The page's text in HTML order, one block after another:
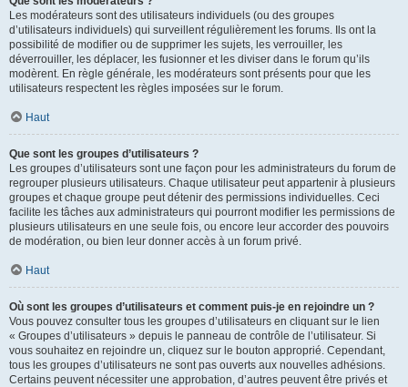
Les modérateurs sont des utilisateurs individuels (ou des groupes
d’utilisateurs individuels) qui surveillent régulièrement les forums. Ils ont la
possibilité de modifier ou de supprimer les sujets, les verrouiller, les
déverrouiller, les déplacer, les fusionner et les diviser dans le forum qu’ils
modèrent. En règle générale, les modérateurs sont présents pour que les
utilisateurs respectent les règles imposées sur le forum.
Haut
Que sont les groupes d’utilisateurs ?
Les groupes d’utilisateurs sont une façon pour les administrateurs du forum de
regrouper plusieurs utilisateurs. Chaque utilisateur peut appartenir à plusieurs
groupes et chaque groupe peut détenir des permissions individuelles. Ceci
facilite les tâches aux administrateurs qui pourront modifier les permissions de
plusieurs utilisateurs en une seule fois, ou encore leur accorder des pouvoirs
de modération, ou bien leur donner accès à un forum privé.
Haut
Où sont les groupes d’utilisateurs et comment puis-je en rejoindre un ?
Vous pouvez consulter tous les groupes d’utilisateurs en cliquant sur le lien
« Groupes d’utilisateurs » depuis le panneau de contrôle de l’utilisateur. Si
vous souhaitez en rejoindre un, cliquez sur le bouton approprié. Cependant,
tous les groupes d’utilisateurs ne sont pas ouverts aux nouvelles adhésions.
Certains peuvent nécessiter une approbation, d’autres peuvent être privés et